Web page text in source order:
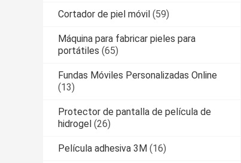
Cortador de piel móvil (59)
Máquina para fabricar pieles para
portátiles (65)
Fundas Móviles Personalizadas Online
(13)
Protector de pantalla de película de
hidrogel (26)
Película adhesiva 3M (16)